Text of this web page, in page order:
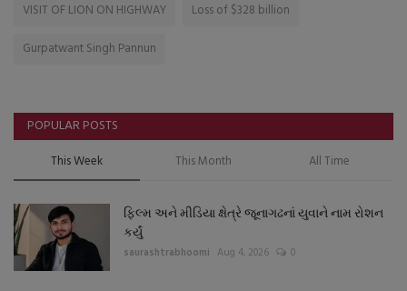
VISIT OF LION ON HIGHWAY
Loss of $328 billion
Gurpatwant Singh Pannun
POPULAR POSTS
This Week This Month All Time
ફિલ્મ અને મીડિયા ક્ષેત્રે જૂનાગઢનાં યુવાને નામ રોશન
કર્યું
saurashtrabhoomi Aug 4, 2026 0